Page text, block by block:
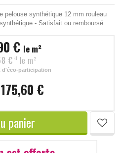
pelouse synthétique 12 mm rouleau
- Satisfait ou remboursé
€ le m²
€ HT le m²
d'éco-participation
175,60 €
panier